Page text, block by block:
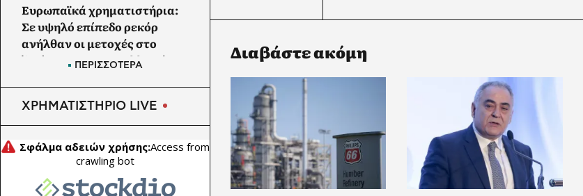
Διαβάστε ακόμη
Ευρωπαϊκά χρηματιστήρια:
Σε υψηλό επίπεδο ρεκόρ
ανήλθαν οι μετοχές στο
ξεκίνημα των συναλλαγών
ΧΡΗΜΑΤΙΣΤΗΡΙΟ 11:39
Χρηματιστήριο: Στις 2.629,38
μονάδες ο Γενικός Δείκτης
ΠΕΡΙΣΣΟΤΕΡΑ
ΧΡΗΜΑΤΙΣΤΗΡΙΟ LIVE